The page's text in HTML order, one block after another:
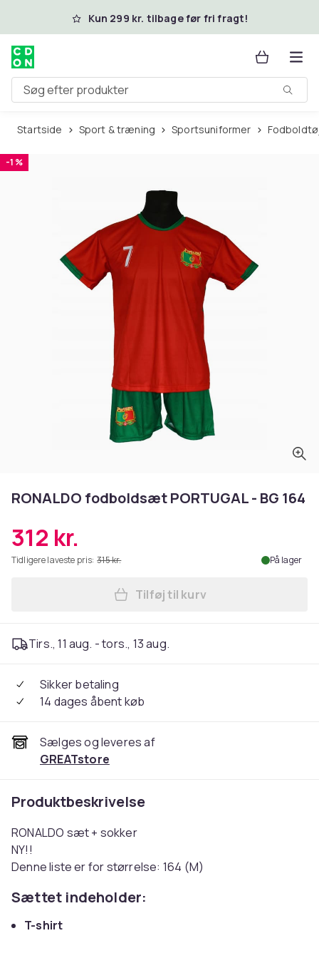
Spring til hovedindhold
Kun 299 kr. tilbage før fri fragt!
Søg efter produkter
Startside Sport & træning Sportsuniformer
-1 %
RONALDO fodboldsæt PORTUGAL - BG 164
312 kr.
Tidligere laveste pris: 315 kr. På lager
Læg RONALDO fodboldsæt
Tilføj til kurv
Tirs., 11 aug. - tors., 13 aug.
Sikker betaling
14 dages åbent køb
Sælges og leveres af
GREATstore
Produktbeskrivelse
RONALDO sæt + sokker
NY!!
Denne liste er for størrelse: 164 (M)
Sættet indeholder:
T-shirt